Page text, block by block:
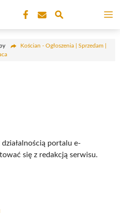
Kościan - Ogłoszenia | Sprzedam |
portalu e-
się z redakcją serwisu.